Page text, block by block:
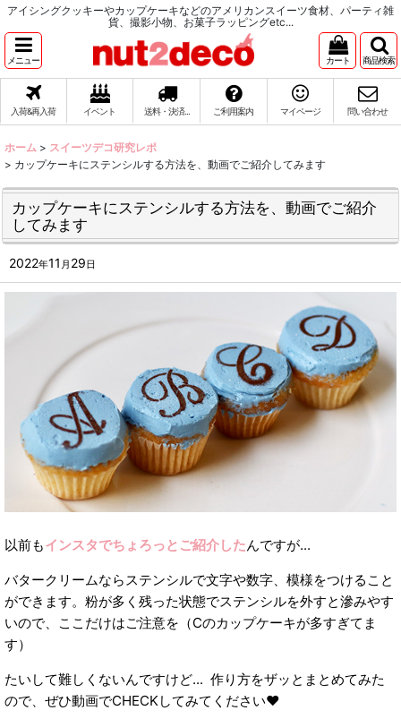
アイシングクッキーやカップケーキなどのアメリカンスイーツ食材、パーティ雑
貨、撮影小物、お菓子ラッピングetc...
メニュー カート 商品検索
入荷&再入荷 イベント 送料・決済... ご利用案内 マイページ 問い合わせ
ホーム > スイーツデコ研究レポ
> カップケーキにステンシルする方法を、動画でご紹介してみます
カップケーキにステンシルする方法を、動画でご紹介
してみます
2022年11 月 29日
以前もインスタでちょろっとご紹介したんですが...
バタークリームならステンシルで文字や数字、模様をつけること
ができます。粉が多く残った状態でステンシルを外すと滲みやす
いので、ここだけはご注意を（Cのカップケーキが多すぎてま
す）
たいして難しくないんですけど... 作り方をザッとまとめてみた
ので、ぜひ動画でCHECKしてみてください❤︎